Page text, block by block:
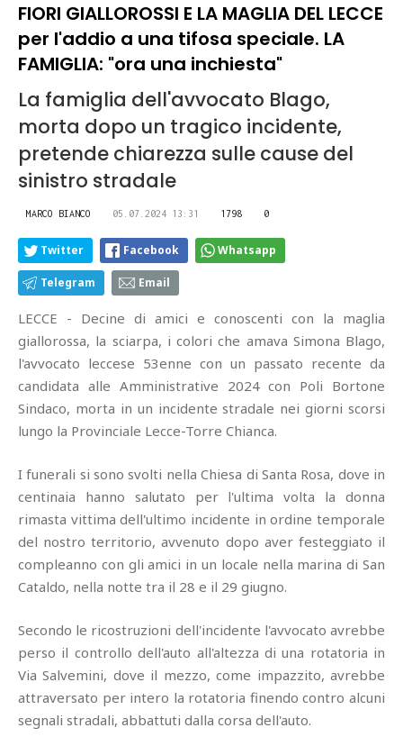
FIORI GIALLOROSSI E LA MAGLIA DEL LECCE
per l'addio a una tifosa speciale. LA
FAMIGLIA: "ora una inchiesta"
La famiglia dell'avvocato Blago,
morta dopo un tragico incidente,
pretende chiarezza sulle cause del
sinistro stradale
MARCO BIANCO 05.07.2024 13:31 1798 0
Twitter Facebook Whatsapp
Telegram Email
LECCE - Decine di amici e conoscenti con la maglia
giallorossa, la sciarpa, i colori che amava Simona Blago,
l'avvocato leccese 53enne con un passato recente da
candidata alle Amministrative 2024 con Poli Bortone
Sindaco, morta in un incidente stradale nei giorni scorsi
lungo la Provinciale Lecce-Torre Chianca.
I funerali si sono svolti nella Chiesa di Santa Rosa, dove in
centinaia hanno salutato per l'ultima volta la donna
rimasta vittima dell'ultimo incidente in ordine temporale
del nostro territorio, avvenuto dopo aver festeggiato il
compleanno con gli amici in un locale nella marina di San
Cataldo, nella notte tra il 28 e il 29 giugno.
Secondo le ricostruzioni dell'incidente l'avvocato avrebbe
perso il controllo dell'auto all'altezza di una rotatoria in
Via Salvemini, dove il mezzo, come impazzito, avrebbe
attraversato per intero la rotatoria finendo contro alcuni
segnali stradali, abbattuti dalla corsa dell'auto.